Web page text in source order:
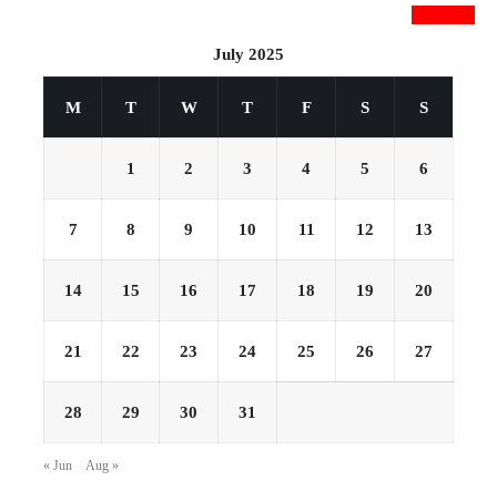
July 2025
M T W T F S S
1 2 3 4 5 6
7 8 9 10 11 12 13
14 15 16 17 18 19 20
21 22 23 24 25 26 27
28 29 30 31
« Jun Aug »